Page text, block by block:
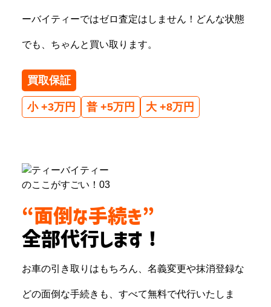
ーバイティーではゼロ査定はしません！どんな状態
でも、ちゃんと買い取ります。
買取保証
小 +3万円 普 +5万円 大 +8万円
“面倒な手続き”
全部代行します！
お車の引き取りはもちろん、名義変更や抹消登録な
どの面倒な手続きも、すべて無料で代行いたしま